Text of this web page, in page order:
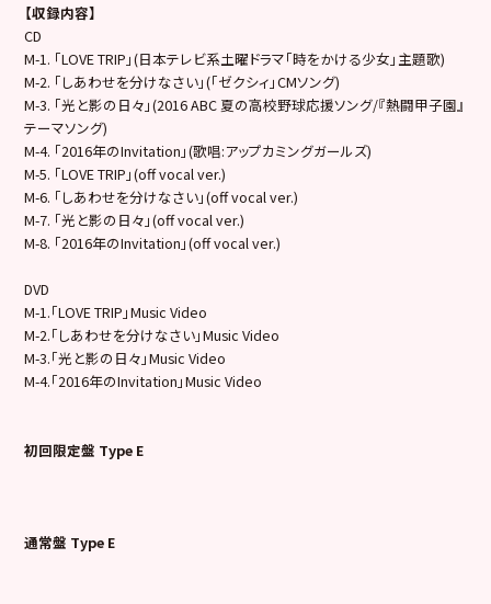
【収録内容】
CD
M-1. 「LOVE TRIP」(日本テレビ系土曜ドラマ「時をかける少女」主題歌)
M-2. 「しあわせを分けなさい」(「ゼクシィ」CMソング)
M-3. 「光と影の日々」(2016 ABC 夏の高校野球応援ソング/『熱闘甲子園』
テーマソング)
M-4. 「2016年のInvitation」(歌唱:アップカミングガールズ)
M-5. 「LOVE TRIP」(off vocal ver.)
M-6. 「しあわせを分けなさい」(off vocal ver.)
M-7. 「光と影の日々」(off vocal ver.)
M-8. 「2016年のInvitation」(off vocal ver.)
DVD
M-1.「LOVE TRIP」Music Video
M-2.「しあわせを分けなさい」Music Video
M-3.「光と影の日々」Music Video
M-4.「2016年のInvitation」Music Video
初回限定盤 Type E
通常盤 Type E